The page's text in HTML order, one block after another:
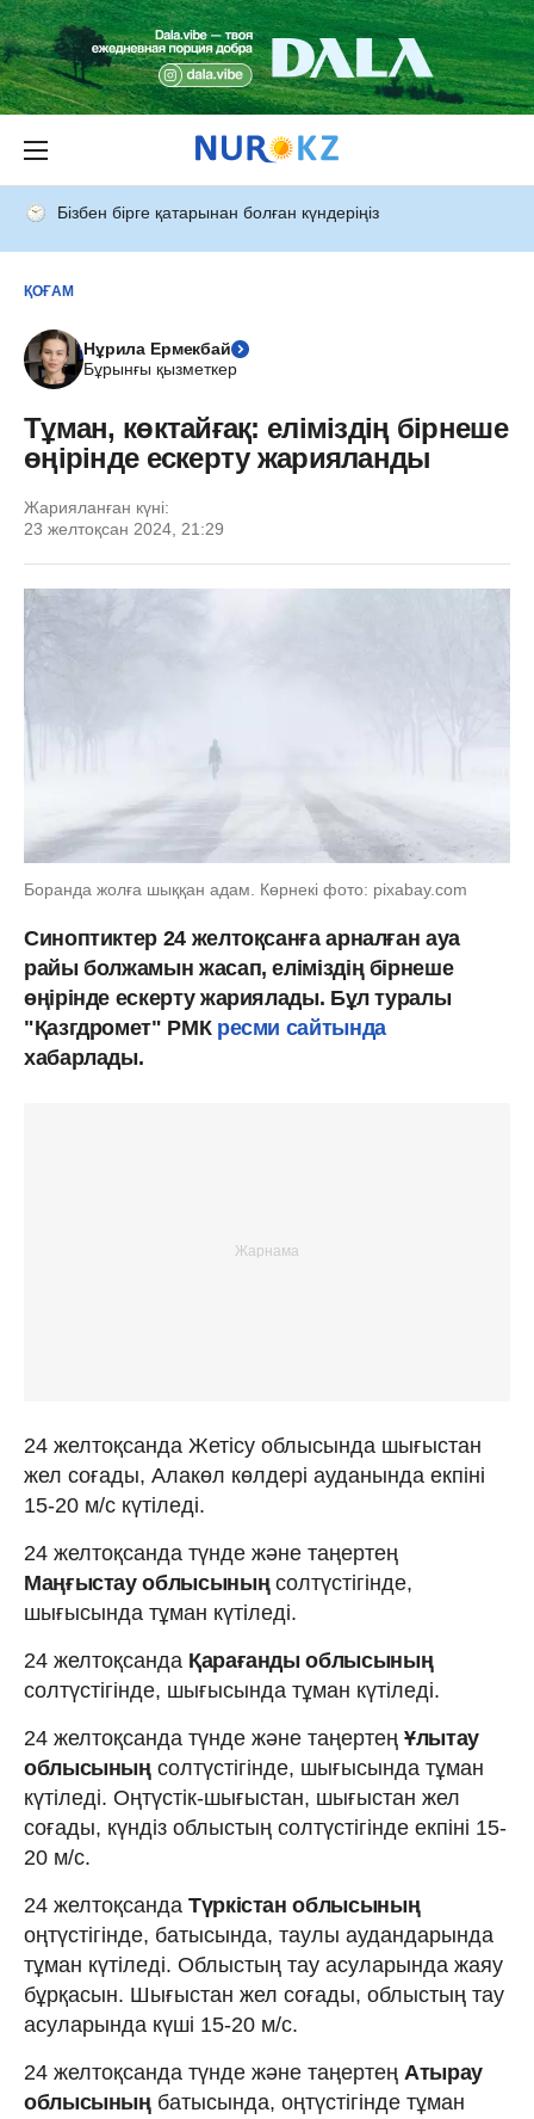
Бізбен бірге қатарынан болған күндеріңіз
ҚОҒАМ
Нұрила Ермекбай
Бұрынғы қызметкер
Тұман, көктайғақ: еліміздің бірнеше
өңірінде ескерту жарияланды
Жарияланған күні:
23 желтоқсан 2024, 21:29
Боранда жолға шыққан адам. Көрнекі фото: pixabay.com
Синоптиктер 24 желтоқсанға арналған ауа
райы болжамын жасап, еліміздің бірнеше
өңірінде ескерту жариялады. Бұл туралы
"Қазгдромет" РМКресми сайтында
хабарлады.
24 желтоқсанда Жетісу облысында шығыстан
жел соғады, Алакөл көлдері ауданында екпіні
15-20 м/с күтіледі.
24 желтоқсанда түнде және таңертең
Маңғыстау облысының солтүстігінде,
шығысында тұман күтіледі.
24 желтоқсанда Қарағанды облысының
солтүстігінде, шығысында тұман күтіледі.
24 желтоқсанда түнде және таңертең Ұлытау
облысыныңсолтүстігінде, шығысында тұман
күтіледі. Оңтүстік-шығыстан, шығыстан жел
соғады, күндіз облыстың солтүстігінде екпіні 15-
20 м/с.
24 желтоқсанда Түркістан облысының
оңтүстігінде, батысында, таулы аудандарында
тұман күтіледі. Облыстың тау асуларында жаяу
бұрқасын. Шығыстан жел соғады, облыстың тау
асуларында күші 15-20 м/с.
24 желтоқсанда түнде және таңертең Атырау
облысыныңбатысында, оңтүстігінде тұман